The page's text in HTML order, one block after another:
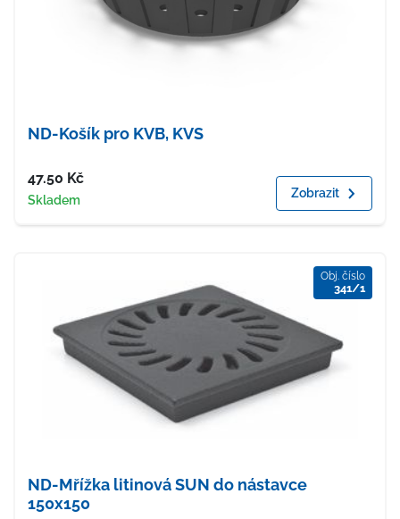
ND-Košík pro KVB, KVS
Cena
47.50 Kč
Dostupnost
Skladem Zobrazit
Obj. číslo
341/1
ND-Mřížka litinová SUN do nástavce
150x150